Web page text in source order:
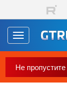
Перейти к
Toggle
navigation
Не пропустите